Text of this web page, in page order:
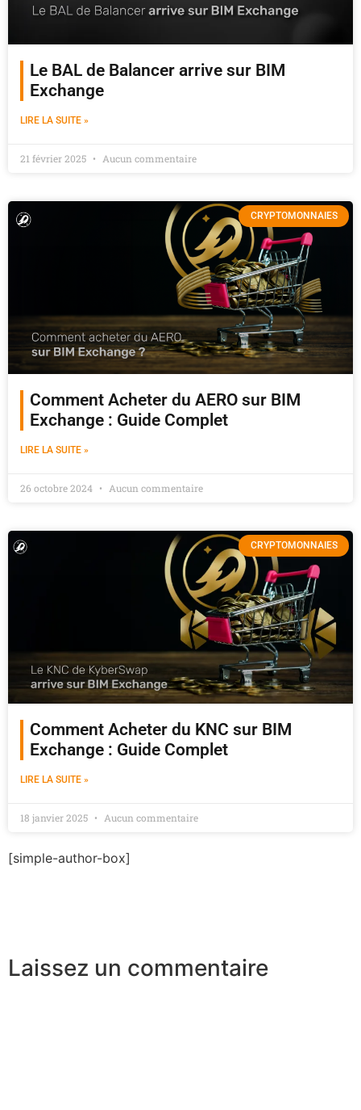
Le BAL de Balancer arrive sur BIM
Exchange
LIRE LA SUITE »
21 février 2025 Aucun commentaire
CRYPTOMONNAIES
Comment Acheter du AERO sur BIM
Exchange : Guide Complet
LIRE LA SUITE »
26 octobre 2024 Aucun commentaire
CRYPTOMONNAIES
Comment Acheter du KNC sur BIM
Exchange : Guide Complet
LIRE LA SUITE »
18 janvier 2025 Aucun commentaire
[simple-author-box]
Laissez un commentaire